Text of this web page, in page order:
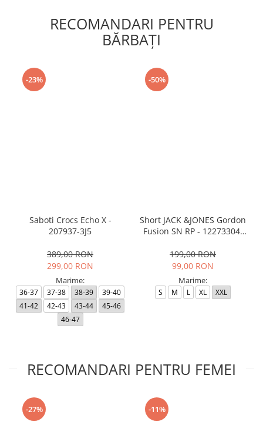
RECOMANDARI PENTRU
BĂRBAŢI
-23%
Saboti Crocs Echo X -
207937-3J5
389,00 RON
299,00 RON
Marime:
36-37 37-38 38-39
39-40
41-42
42-43 43-44
45-46
46-47
-50%
Short JACK &JONES Gordon
Fusion SN RP - 12273304-
199,00 RON
99,00 RON
Marime:
S M L XL XXL
RECOMANDARI PENTRU FEMEI
-27% -11%